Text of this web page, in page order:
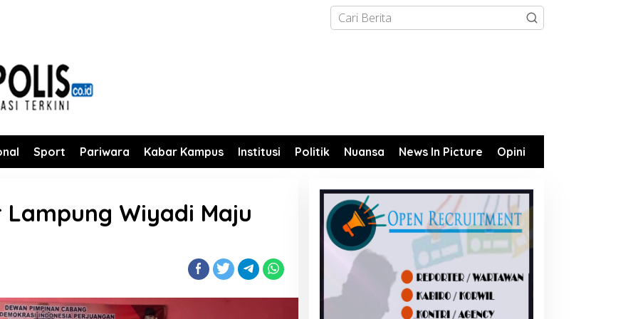
Sport Pariwara Kabar Kampus Institusi Politik Nuansa News In Picture Opini
Lampung Wiyadi Maju